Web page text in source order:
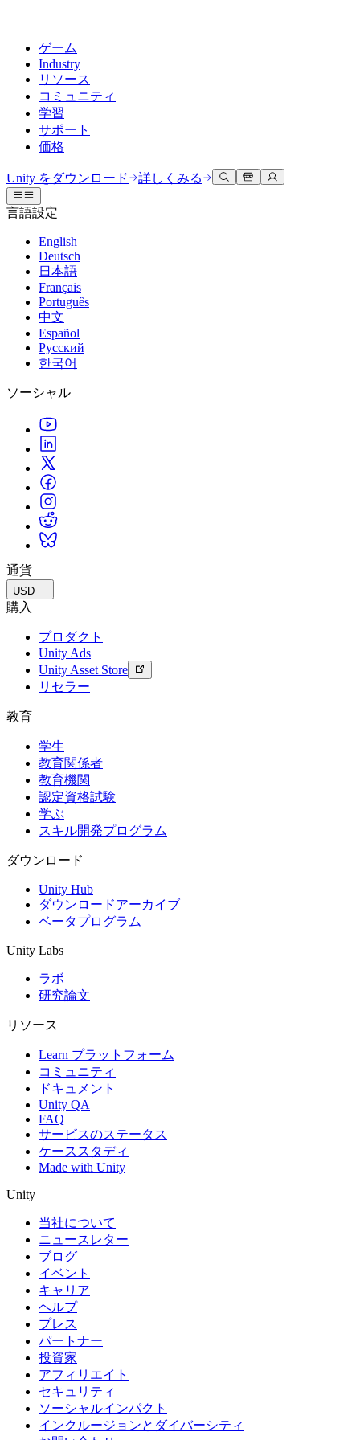
ゲーム
Industry
リソース
コミュニティ
学習
サポート
価格
Unityエンジン
任意のプラットフォーム向けに2Dおよび3Dゲームを構築
共同作業
チームでの共同作業と迅速なイテレーション
Unity をダウンロード
プランと価格
デプロイ
Unity がサポートする 25 以上のプラットフォームを見る
LiveOps
ローンチ後のインサイトとライブゲームオペレーション
成長
詳しく見る
発見され、モバイルユーザーを獲得する
ストアとD2C全体でIAPを管理
収益化
Unity で宣伝
Unity で収益化
活用事例
モバイルゲーム
Unity でモバイル向けヒット作を制作して成長させる
インディーゲーム
少人数のチームで大規模なゲームを開発する
XR ゲーム
XR ゲームを複数プラットフォーム向けにローンチする
マルチプレイヤーゲーム
マルチプレイヤーゲーム制作を簡素化
3Dコラボレーション
リアルタイムで3Dプロジェクトを構築およびレビューする
没入型トレーニング
没入型環境でのトレーニング
顧客体験
インタラクティブな3D体験を作成する
業界
運用の卓越性を達成する
小売
店内体験をオンライン体験に変換する
自動車
イノベーションと車内体験を促進する
すべての業界を見る
ドキュメント
公式ユーザーマニュアルとAPIリファレンス
開発者ツール
リリースバージョンと問題追跡
ロードマップ
今後の機能をレビューする
技術用語のライブラリ
ケーススタディ
実際の成功事例
ベストプラクティスガイド
専門家のヒントとコツ
デモ
デモ、サンプル、ビルディングブロック
すべてのリソース
新機能
ブログ
更新情報、情報、技術的ヒント
お知らせ
ニュース、ストーリー、プレスセンター
ディスカッション
議論、問題解決、つながる
イベント
グローバルおよびローカルイベント
コミュニティストーリー
Made with Unity
Unityクリエイターの紹介
ライブストリーム
Unity Awards
世界中のUnityクリエイターを祝う
Unity Learn
無料でUnityスキルをマスターする
プロフェッショナルトレーニング
Unityトレーナーでチームをレベルアップ
Unity初心者向け
スタートガイド
学習を開始しましょう
Unity は初めてですか？旅を始めましょう
ハウツーガイド
実用的なヒントとベストプラクティス
教育
学生向け
キャリアをスタートさせる
教育を大幅に強化
教育機関向けライセンス
認定教材
Unityのマスタリーを証明する
ヘルプを得る
Unityで成功するためのサポート
Success Plan
専門的なサポートで目標を早く達成する
FAQ
よくある質問への回答
お問い合わせ
Unity をダウンロード 詳しくみる
言語設定
English
Deutsch
日本語
Français
Português
中文
Español
Русский
한국어
ソーシャル
通貨
USD
購入
プロダクト
Unity Ads
Unity Asset Store
リセラー
教育
学生
教育関係者
教育機関
認定資格試験
学ぶ
スキル開発プログラム
ダウンロード
Unity Hub
ダウンロードアーカイブ
ベータプログラム
Unity Labs
ラボ
研究論文
リソース
Learn プラットフォーム
コミュニティ
ドキュメント
Unity QA
FAQ
サービスのステータス
ケーススタディ
Made with Unity
Unity
当社について
ニュースレター
ブログ
イベント
キャリア
ヘルプ
プレス
パートナー
投資家
アフィリエイト
セキュリティ
ソーシャルインパクト
インクルージョンとダイバーシティ